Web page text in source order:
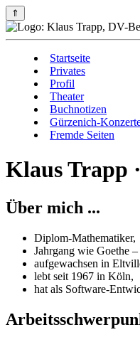
⇑
Startseite
Privates
Profil
Theater
Buchnotizen
Gürzenich-
Fremde Seiten
Klaus Trapp
Über mich ...
Diplom-Mathematiker,
Jahrgang wie Goethe
aufgewachsen in
lebt seit 1967 in Köln,
hat als Software-